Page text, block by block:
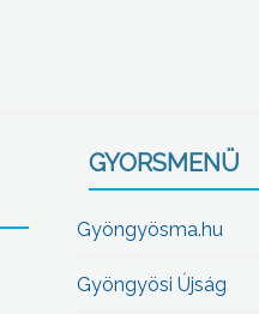
GYORSMENÜ
Gyöngyösma.hu
Gyöngyösi Újság